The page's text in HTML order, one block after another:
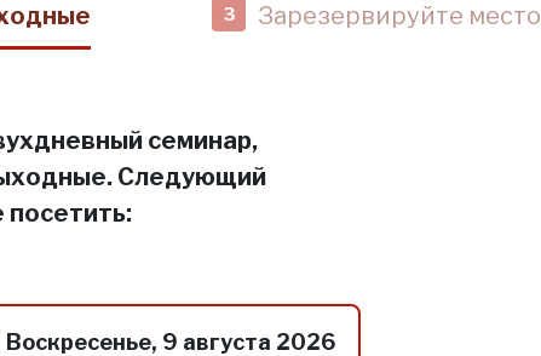
3 Зарезервируйте место
семинар,
Следующий
Воскресенье, 9 августа 2026